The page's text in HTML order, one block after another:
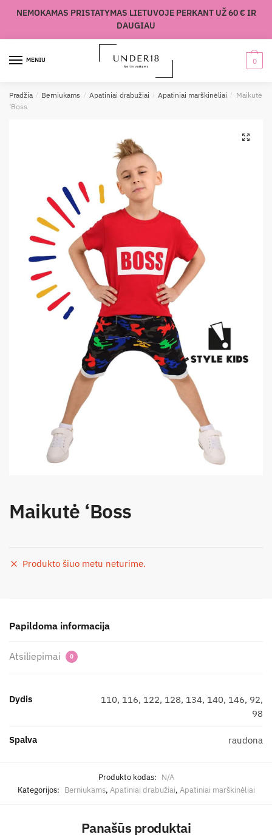
NEMOKAMAS PRISTATYMAS LIETUVOJE PERKANT UŽ 60 € IR
DAUGIAU
MENIU 0
Pradžia / Berniukams / Apatiniai drabužiai / Apatiniai marškinėliai /
Maikutė
‘Boss
🔍
Maikutė ‘Boss
Produkto šiuo metu neturime.
Papildoma informacija
Atsiliepimai 0
Dydis
110, 116, 122, 128, 134, 140, 146, 92,
98
Spalva raudona
Produkto kodas: N/A
Kategorijos: Berniukams, Apatiniai drabužiai, Apatiniai marškinėliai
Panašūs produktai